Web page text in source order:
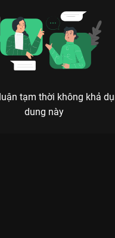
tạm thời không khả
dung này